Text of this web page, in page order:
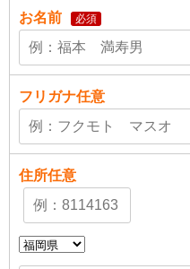
お名前 必須
フリガナ任意
住所任意